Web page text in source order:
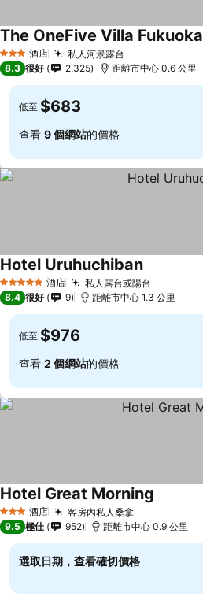
3 星級 酒店 私人河景露台
The OneFive Villa Fukuoka
8.3 很好 2,325 距離市中心 0.6 公里
低至 $683
查看 9 個網站的價格
5 星級 酒店 私人露台或陽台
Hotel Uruhuchiban
8.4 很好 9 距離市中心 1.3 公里
低至 $976
查看 2 個網站的價格
3 星級 酒店 客房內私人桑拿
Hotel Great Morning
9.5 極佳 952 距離市中心 0.9 公里
選取日期，查看確切價格